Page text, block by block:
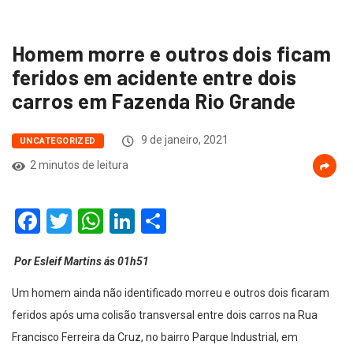
Homem morre e outros dois ficam
feridos em acidente entre dois
carros em Fazenda Rio Grande
UNCATEGORIZED
9 de janeiro, 2021
2 minutos de leitura
Facebook
Twitter
WhatsApp
LinkedIn
Por Esleif Martins ás 01h51
Um homem ainda não identificado morreu e outros dois ficaram
feridos após uma colisão transversal entre dois carros na Rua
Francisco Ferreira da Cruz, no bairro Parque Industrial, em